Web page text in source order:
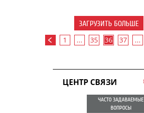
ЗАГРУЗИТЬ БОЛЬШЕ
1 ... 35 36 37 ...
ЦЕНТР СВЯЗИ
ЧАСТО ЗАДАВАЕМЫЕ
ВОПРОСЫ